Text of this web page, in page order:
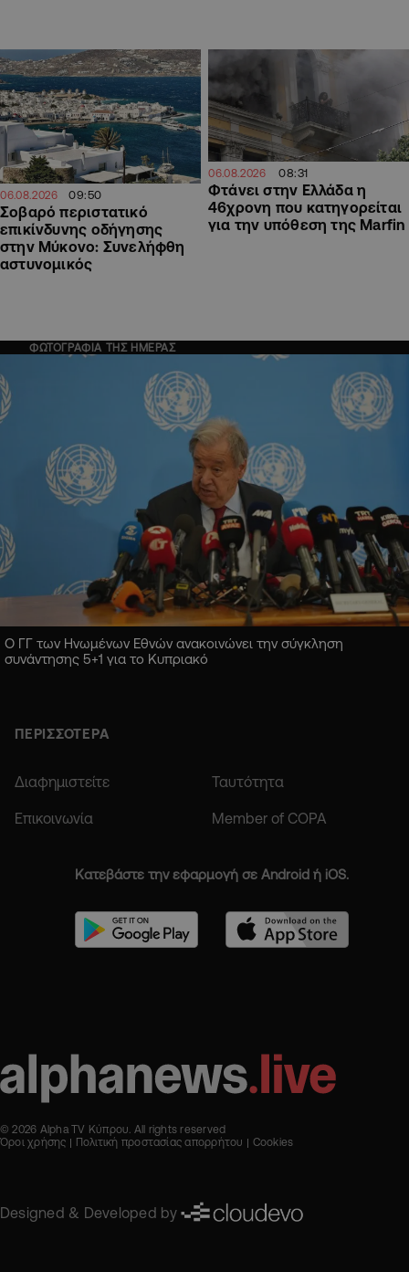
06.08.2026 09:50
Σοβαρό περιστατικό
επικίνδυνης οδήγησης
στην Μύκονο: Συνελήφθη
αστυνομικός
06.08.2026 08:31
Φτάνει στην Ελλάδα η
46χρονη που κατηγορείται
για την υπόθεση της Marfin
ΦΩΤΟΓΡΑΦΙΑ ΤΗΣ ΗΜΕΡΑΣ
Ο ΓΓ των Ηνωμένων Εθνών ανακοινώνει την σύγκληση
συνάντησης 5+1 για το Κυπριακό
ΠΕΡΙΣΣΟΤΕΡΑ
Διαφημιστείτε Ταυτότητα
Επικοινωνία Member of COPA
Κατεβάστε την εφαρμογή σε Android ή iOS.
© 2026 Alpha TV Κύπρου. All rights reserved
Όροι χρήσης
Πολιτική προστασίας απορρήτου Cookies
Designed & Developed by